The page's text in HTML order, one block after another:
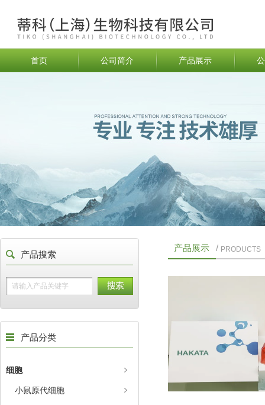
首页 公司简介 产品展示
产品搜索
产品分类
细胞
小鼠原代细胞
产品展示 / PRODUCTS